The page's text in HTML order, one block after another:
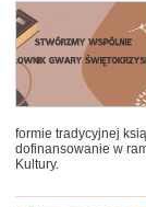
formie tradycyjnej
dofinansowanie w
Kultury.